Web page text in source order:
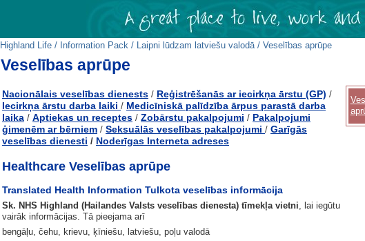
Highland Life / Information Pack / Laipni lūdzam latviešu valodā / Veselības aprūpe
Veselības aprūpe
Nacionālais veselības dienests / Reģistrēšanās ar iecirkņa ārstu (GP) /
Iecirkņa ārstu darba laiki / Medicīniskā palīdzība ārpus parastā darba
laika / Aptiekas un receptes / Zobārstu pakalpojumi / Pakalpojumi
ģimenēm ar bērniem / Seksuālās veselības pakalpojumi / Garīgās
veselības dienesti / Noderīgas Interneta adreses
Healthcare Veselības aprūpe
Translated Health Information Tulkota veselības informācija
Sk. NHS Highland (Hailandes Valsts veselības dienesta) tīmekļa vietni , lai iegūtu
vairāk informācijas. Tā pieejama arī
bengāļu, čehu, krievu, ķīniešu, latviešu, poļu valodā